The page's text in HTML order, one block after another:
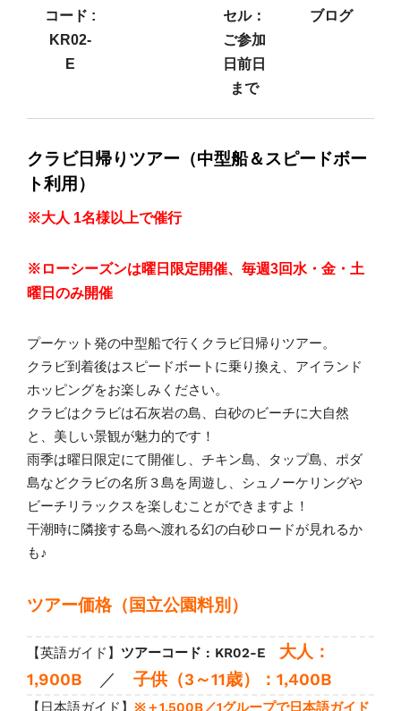
コード :
KR02-
E
セル：
ご参加
日前日
まで
ブログ
クラビ日帰りツアー（中型船＆スピードボー
ト利用 ）
※大人 1名様以上で催行
※ローシーズンは曜日限定開催、毎週3回水・金・土
曜日のみ開催
プーケット発の中型船で行くクラビ日帰りツアー。
クラビ到着後はスピードボートに乗り換え、アイランド
ホッピングをお楽しみください。
クラビはクラビは石灰岩の島、白砂のビーチに大自然
と、美しい景観が魅力的です！
雨季は曜日限定にて開催し、チキン島、タップ島、ポダ
島などクラビの名所３島を周遊し、シュノーケリングや
ビーチリラックスを楽しむことができますよ！
干潮時に隣接する島へ渡れる幻の白砂ロードが見れるか
も♪
ツアー価格（国立公園料別）
【英語ガイド】 ツアーコード : KR02-E
大人：
1,900B
／ 子供（3～11歳）：1,400B
【日本語ガイド】 ※＋1,500B／1グループで日本語ガイド